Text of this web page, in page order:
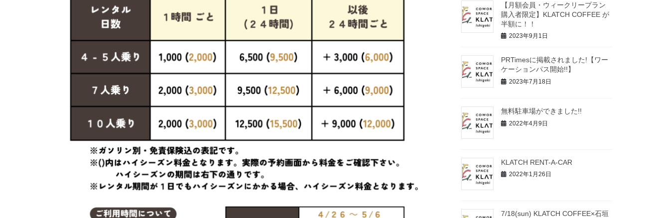
【月額会員・ウィークリープラン
購入者限定】KLATCH COFFEE が
半額に！！
2023年9月1日
PRTimesに掲載されました!【ワー
ケーションパス開始!!】
2023年7月18日
無料駐車場ができました!!
2022年4月9日
KLATCH RENT-A-CAR
2022年1月26日
7/18(sun) KLATCH COFFEE×石垣